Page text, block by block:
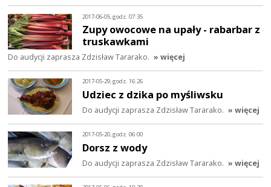
2017-06-05, godz. 07:35
Zupy owocowe na upały - rabarbar z
truskawkami
Do audycji zaprasza Zdzisław Tararako. » więcej
2017-05-29, godz. 16:26
Udziec z dzika po myśliwsku
Do audycji zaprasza Zdzisław Tararako. » więcej
2017-05-20, godz. 06:00
Dorsz z wody
Do audycji zaprasza Zdzisław Tararako. » więcej